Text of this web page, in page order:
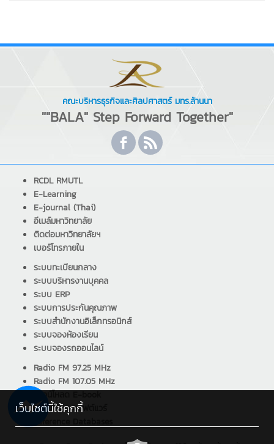
คณะบริหารธุรกิจและศิลปศาสตร์ มทร.ล้านนา
""BALA" Step Forward Together"
RCDL RMUTL
E-Learning
E-journal (Thai)
อีเมล์มหาวิทยาลัย
ติดต่อมหาวิทยาลัยฯ
เบอร์โทรภายใน
ระบบทะเบียนกลาง
ระบบบริหารงานบุคคล
ระบบ ERP
ระบบการประกันคุณภาพ
ระบบสำนักงานอิเล็กทรอนิกส์
ระบบจองห้องเรียน
ระบบจองรถออนไลน์
Radio FM 97.25 MHz
Radio FM 107.05 MHz
ดาวน์โหลด E-book
ดาวน์โหลด ซอฟต์แวร์
Reference Databases
เว็บไซต์นี้ใช้คุกกี้